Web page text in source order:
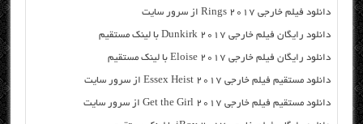
دانلود فیلم خارجی Rings 2017 از سرور سایت
دانلود رایگان فیلم خارجی Dunkirk 2017 با لینک مستقیم
دانلود رایگان فیلم خارجی Eloise 2017 با لینک مستقیم
دانلود مستقیم فیلم خارجی Essex Heist 2017 از سرور سایت
دانلود مستقیم فیلم خارجی Get the Girl 2017 از سرور سایت